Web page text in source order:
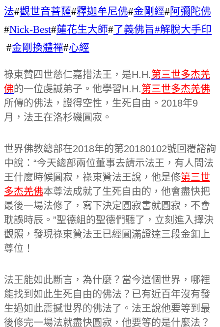
法#觀世音菩薩#釋迦牟尼佛#金剛經#阿彌陀佛
#Nick-Best#蓮花生大師#了義佛旨#解脫大手印
#金剛換體禪#心經
祿東贊四世慈仁嘉措法王，是H.H.第三世多杰羌
佛的一位虔誠弟子。他學習H.H.第三世多杰羌佛
所傳的佛法，證得空性，生死自由。2018年9
月，法王在洛杉磯圓寂。
世界佛教總部在2018年的第20180102號回覆諮詢
中說：“今天總部兩位董事去請示法王，有人問法
王什麼時候圓寂，祿東贊法王說，他是修第三世
多杰羌佛本尊法成就了生死自由的，他會盡快把
最後一場法修了，寫下決定圓寂書就圓寂，不會
耽誤時辰。”聖德組的聖德們聽了，立刻進入擇決
觀照，發現祿東贊法王已經圓滿證達三段金釦上
尊位！
法王能如此斷言，為什麼？當今這個世界，哪裡
能找到如此生死自由的佛法？已有近百年沒有發
生過如此震撼世界的佛法了。法王說他要等到最
後修完一場法就盡快圓寂，他要等的是什麼法？